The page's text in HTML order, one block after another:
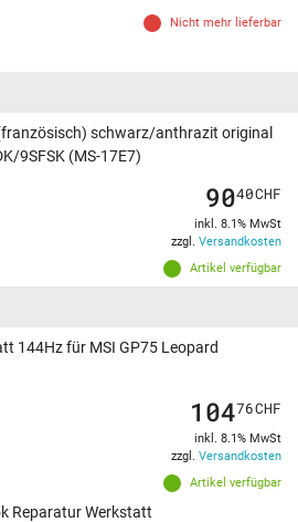
Nicht mehr lieferbar
schwarz/anthrazit original
9SFSK (MS-17E7)
Artikel verfügbar
9040CHF
inkl. 8.1% MwSt
zzgl. Versandkosten
144Hz für MSI GP75 Leopard
Artikel verfügbar
10476CHF
inkl. 8.1% MwSt
zzgl. Versandkosten
Reparatur Werkstatt